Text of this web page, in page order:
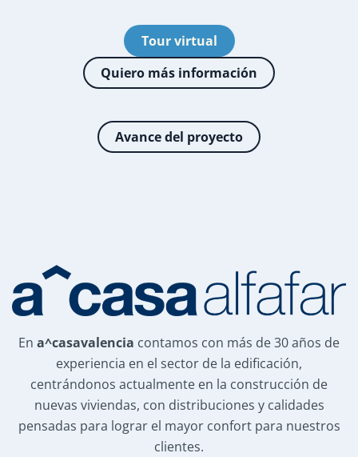
Tour virtual
Quiero más información
Avance del proyecto
En a^casavalencia contamos con más de 30 años de
experiencia en el sector de la edificación,
centrándonos actualmente en la construcción de
nuevas viviendas, con distribuciones y calidades
pensadas para lograr el mayor confort para nuestros
clientes.